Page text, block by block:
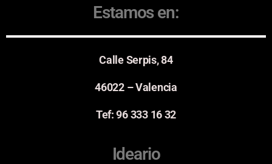
Estamos en:
Calle Serpis, 84
46022 – Valencia
Tef: 96 333 16 32
Ideario